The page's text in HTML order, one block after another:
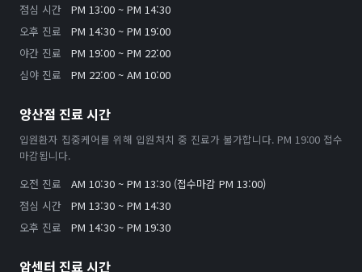
점심 시간
PM 13:00 ~ PM 14:30
오후 진료
PM 14:30 ~ PM 19:00
야간 진료
PM 19:00 ~ PM 22:00
심야 진료
PM 22:00 ~ AM 10:00
양산점 진료 시간
입원환자 집중케어를 위해 입원처치 중 진료가 불가합니다. PM 19:00 접수
마감됩니다.
오전 진료
AM 10:30 ~ PM 13:30 (접수마감 PM 13:00)
점심 시간
PM 13:30 ~ PM 14:30
오후 진료
PM 14:30 ~ PM 19:30
암센터 진료 시간